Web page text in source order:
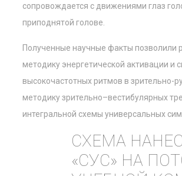
сопровождается с движениями глаз
приподнятой голове.
Полученные научные факты позволили
методику энергетической активации и
высокочастотных ритмов в зрительно-
методику зрительно–вестибулярных
интегральной схемы универсальных
СХЕМА
«СУС» НА